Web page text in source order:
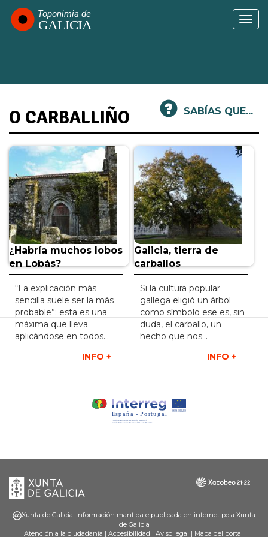
Pasar
contenido
SABÍAS QUE...
O CARBALLIÑO
¿Habría muchos lobos
en Lobás?
“La explicación más
sencilla suele ser la más
probable”; esta es una
máxima que lleva
aplicándose en todos...
INFO +
Galicia, tierra de
carballos
Si la cultura popular
gallega eligió un árbol
como símbolo ese es, sin
duda, el carballo, un
hecho que nos...
INFO +
Xunta
de
Galicia
Galicia
Xunta de Galicia. Información mantida e publicada en internet pola Xunta
de Galicia
Atención a la ciudadanía | Accesibilidad | Aviso legal | Mapa del portal